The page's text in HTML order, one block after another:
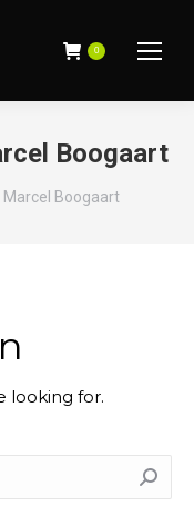
0
Boogaart
Boogaart
looking for.